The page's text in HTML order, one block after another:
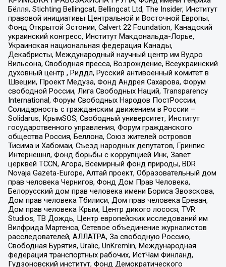
Бёлля, Stichting Bellingcat, Bellingcat Ltd, The Insider, Институт
правовой инициативы Центральной и Восточной Европы,
Фонд Открытой Эстонии, Calvert 22 Foundation, Канадский
украинский конгресс, Институт Макдональда-Лорье,
Украинская национальная федерация Канады,
Декабристы, Международный научный центр им Вудро
Вильсона, Свободная пресса, Возрождение, Всеукраинский
духовный центр , Риддл, Русский антивоенный комитет в
Швеции, Проект Медуза, Фонд Андрея Сахарова, Форум
свободной России, Лига Свободных Наций, Transparеncy
International, Форум Свободных Народов ПостРоссии,
Солидарность с гражданским движением в России –
Solidarus, КрымSOS, Свободный университет, Институт
государственного управления, Форум гражданского
общества Россия, Беллона, Союз жителей островов
Тисима и Хабомаи, Съезд народных депутатов, Гринпис
Интернешнл, Фонд борьбы с коррупцией Инк, Завет
церквей TCCN, Агора, Всемирный фонд природы, BDR
Novaja Gazeta-Europe, Алтай проект, Образовательный дом
прав человека Чернигов, Фонд Дом Прав Человека,
Белорусский дом прав человека имени Бориса Звозскова,
Дом прав человека Тбилиси, Дом прав человека Ереван,
Дом прав человека Крым, Центр дикого лосося, TVR
Studios, ТВ Дождь, Центр европейских исследований им
Вилфрида Мартенса, Сетевое объединение журналистов
расследователей, АЛЛАТРА, За свободную Россию,
Свободная Бурятия, Uralic, UnKremlin, Международная
федерация транспортных рабочих, ИстЧам Финланд,
Гудзоновский институт, Фонд Демократического